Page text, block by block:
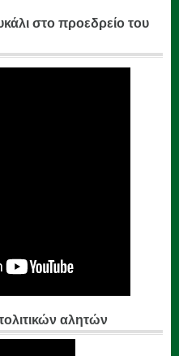
στο προεδρείο του
αλητών